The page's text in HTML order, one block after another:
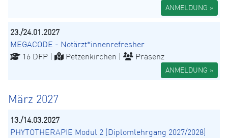
ANMELDUNG »
23./24.01.2027
MEGACODE - Notärzt*innenrefresher
16 DFP |
Petzenkirchen | Präsenz
ANMELDUNG »
März 2027
13./14.03.2027
PHYTOTHERAPIE Modul 2 (Diplomlehrgang 2027/2028)